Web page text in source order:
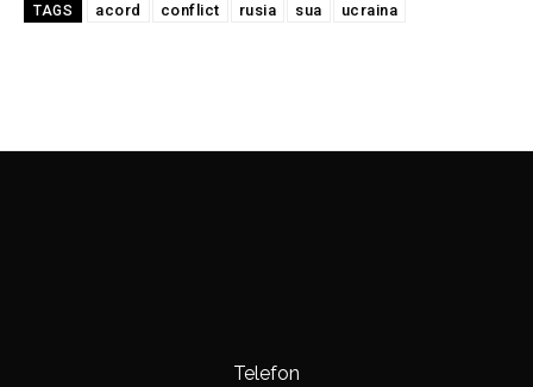
TAGS acord conflict rusia sua ucraina
Telefon